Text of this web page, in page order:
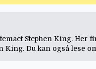
Stephen King. Her
King. Du kan også lese